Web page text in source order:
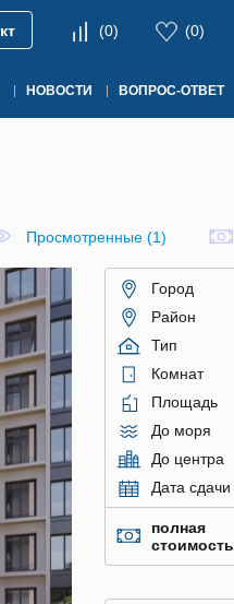
(0) (0)
НОВОСТИ ВОПРОС-ОТВЕТ
Просмотренные (1)
Город
Район
Тип
Комнат
Площадь
До моря
До центра
Дата сдачи
полная
стоимость